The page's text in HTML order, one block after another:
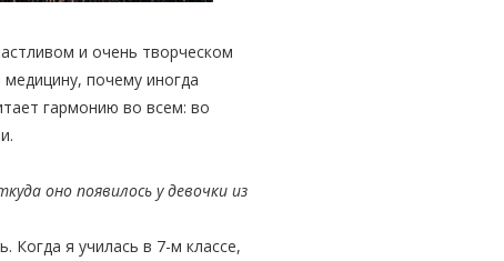
и очень творческом
почему иногда
гармонию во всем: во
оно появилось у девочки из
я училась в 7-м классе,